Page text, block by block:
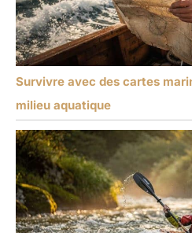
Survivre avec des cartes
milieu aquatique